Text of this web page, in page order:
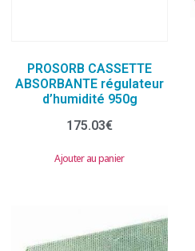
PROSORB CASSETTE
ABSORBANTE régulateur
d’humidité 950g
175.03€
Ajouter au panier